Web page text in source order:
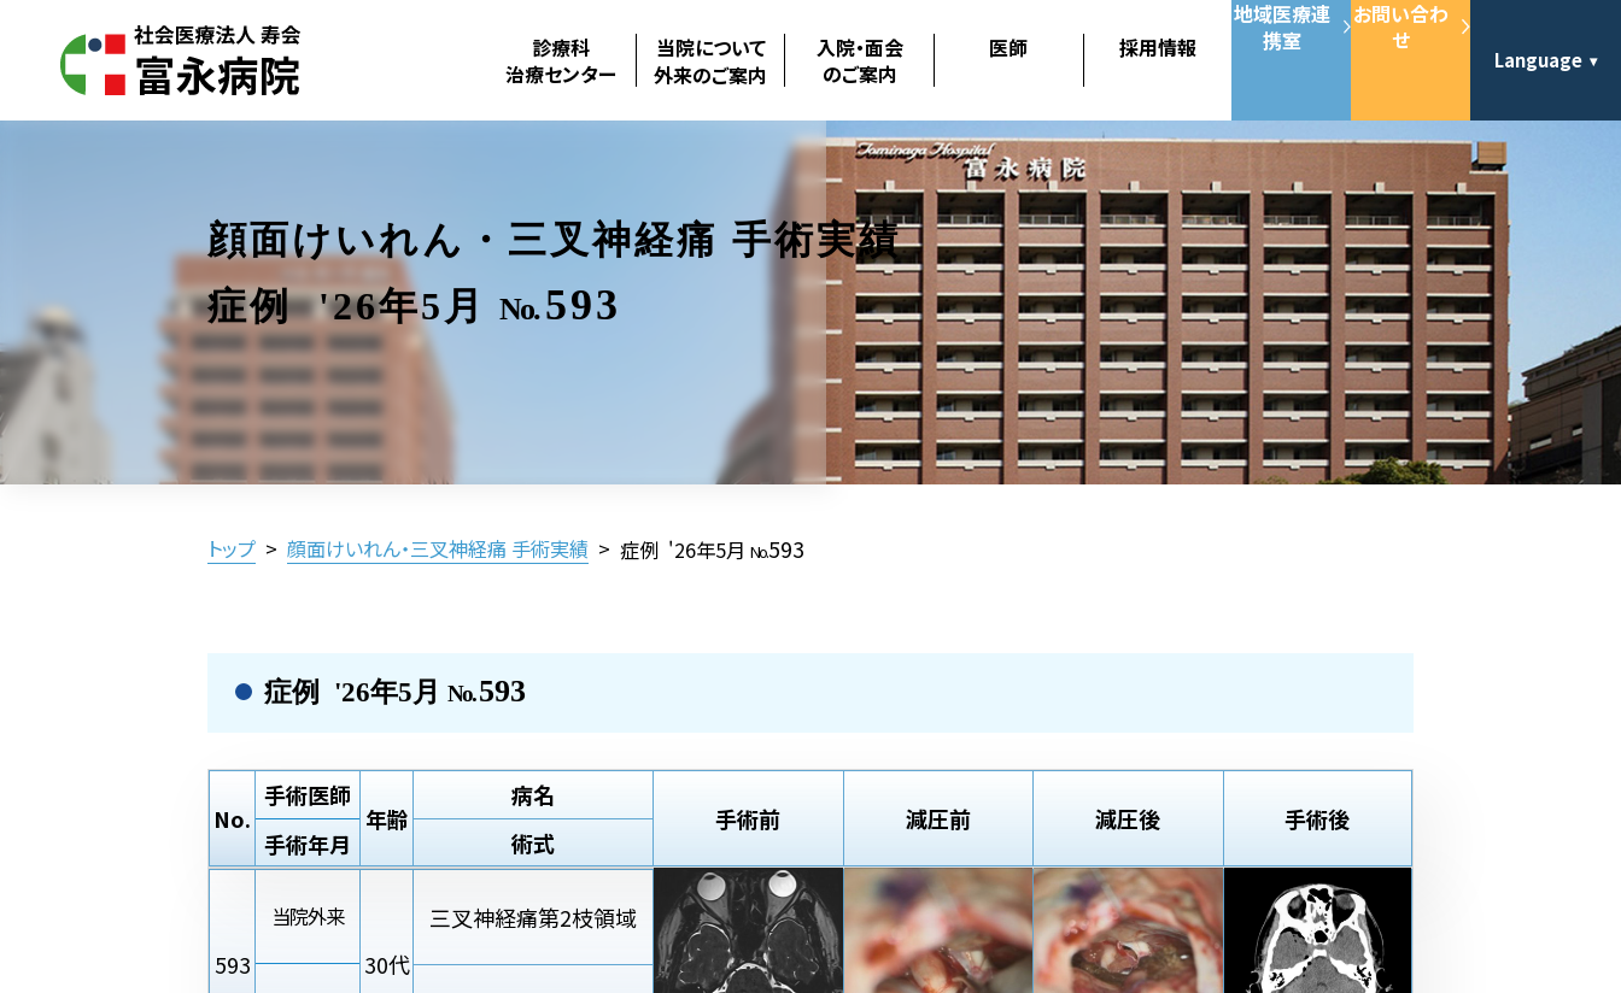
診療科
治療センター
当院について
外来のご案内
入院・面会
のご案内
医師 採用情報
地域医療連
携室
お問い合わ
せ
Language
顔面けいれん・三叉神経痛 手術実績
症例 '26年5月
No.593
トップ > 顔面けいれん・三叉神経痛 手術実績 > 症例 '26年5月No.593
症例 '26年5月 No.593
No.
手術医師
手術年月
年齢
病名
術式
手術前 減圧前 減圧後 手術後
593
当院外来
30代
三叉神経痛第2枝領域